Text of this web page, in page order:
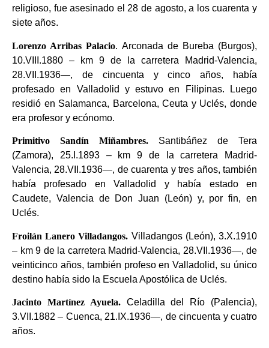
religioso, fue asesinado el 28 de agosto, a los cuarenta y
siete años.
Lorenzo Arribas Palacio. Arconada de Bureba (Burgos),
10.VIII.1880 – km 9 de la carretera Madrid-Valencia,
28.VII.1936—, de cincuenta y cinco años, había
profesado en Valladolid y estuvo en Filipinas. Luego
residió en Salamanca, Barcelona, Ceuta y Uclés, donde
era profesor y ecónomo.
Primitivo Sandín Miñambres. Santibáñez de Tera
(Zamora), 25.I.1893 – km 9 de la carretera Madrid-
Valencia, 28.VII.1936—, de cuarenta y tres años, también
había profesado en Valladolid y había estado en
Caudete, Valencia de Don Juan (León) y, por fin, en
Uclés.
Froilán Lanero Villadangos. Villadangos (León), 3.X.1910
– km 9 de la carretera Madrid-Valencia, 28.VII.1936—, de
veinticinco años, también profeso en Valladolid, su único
destino había sido la Escuela Apostólica de Uclés.
Jacinto Martínez Ayuela. Celadilla del Río (Palencia),
3.VII.1882 – Cuenca, 21.IX.1936—, de cincuenta y cuatro
años.